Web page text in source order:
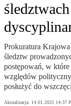
Prokuratura
śledztw
postępowań, w które
względów
posłużyć do
Aktualizacja: 14.01.2025 14:37